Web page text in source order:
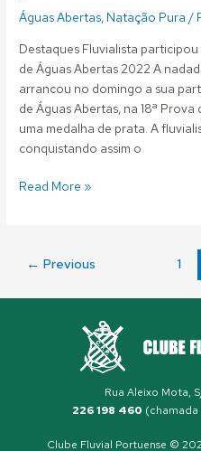
Águas Abertas, Natação Pura /
Destaques Fluvialista
de Águas Abertas 2022 A
arrancou no domingo a sua
de Águas Abertas, na 18ª
uma medalha de prata. A
conquistando assim o
Read More »
← Previous 1
Rua Aleixo Mota,
226 198 460 (chamada
Clube Fluvial Portuense ©